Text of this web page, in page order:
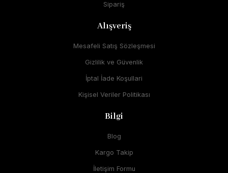
Sipariş
Alışveriş
Mesafeli Satış Sözleşmesi
Gizlilik ve Güvenlik
İptal İade Koşullari
Kişisel Veriler Politikası
Bilgi
Blog
Kargo Takip
İletişim Formu